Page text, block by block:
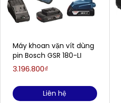
Máy khoan vặn vít dùng
pin Bosch GSR 180-LI
3.196.800₫
Liên hệ